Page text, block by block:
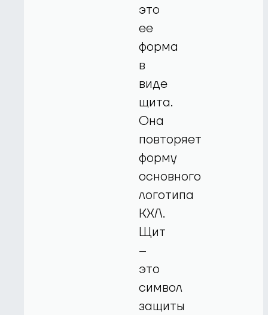
это
ее
форма
в
виде
щита.
Она
повторяет
форму
основного
логотипа
КХЛ.
Щит
–
это
символ
защиты